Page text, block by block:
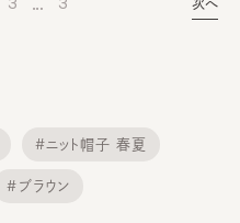
次へ
#ニット帽子 春夏
#ブラウン